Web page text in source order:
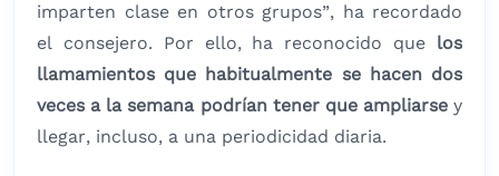
imparten clase en otros grupos”, ha recordado
el consejero. Por ello, ha reconocido que los
llamamientos que habitualmente se hacen dos
veces a la semana podrían tener que ampliarse y
llegar, incluso, a una periodicidad diaria.